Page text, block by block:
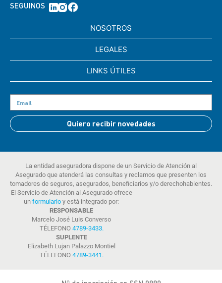
SEGUINOS
NOSOTROS
LEGALES
LINKS ÚTILES
Quiero recibir novedades
La entidad aseguradora dispone de un Servicio de Atención al
Asegurado que atenderá las consultas y reclamos que presenten los
tomadores de seguros, asegurados, beneficiarios y/o derechohabientes.
El Servicio de Atención al Asegurado ofrece
un formulario y está integrado por:
RESPONSABLE
Marcelo José Luis Converso
TÉLEFONO 4789-3433.
SUPLENTE
Elizabeth Lujan Palazzo Montiel
TÉLEFONO 4789-3441 .